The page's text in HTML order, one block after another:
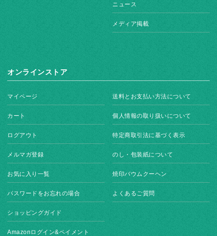
ニュース
メディア掲載
オンラインストア
マイページ
カート
ログアウト
メルマガ登録
お気に入り一覧
パスワードをお忘れの場合
ショッピングガイド
Amazonログイン&ペイメント
送料とお支払い方法について
個人情報の取り扱いについて
特定商取引法に基づく表示
のし・包装紙について
焼印バウムクーヘン
よくあるご質問